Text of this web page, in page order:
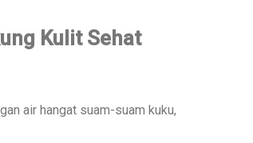
Kulit Sehat
air hangat suam-suam kuku,